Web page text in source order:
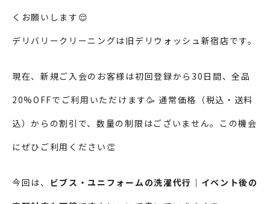
くお願いします😌
デリバリークリーニングは旧デリウォッシュ新宿店です。
現在、新規ご入会のお客様は初回登録から30日間、全品
20%OFFでご利用いただけます🥳 通常価格（税込・送料
込）からの割引で、数量の制限はございません。この機会
にぜひご利用ください👏
今回は、
ビブス・ユニフォームの洗濯代行｜イベント後の